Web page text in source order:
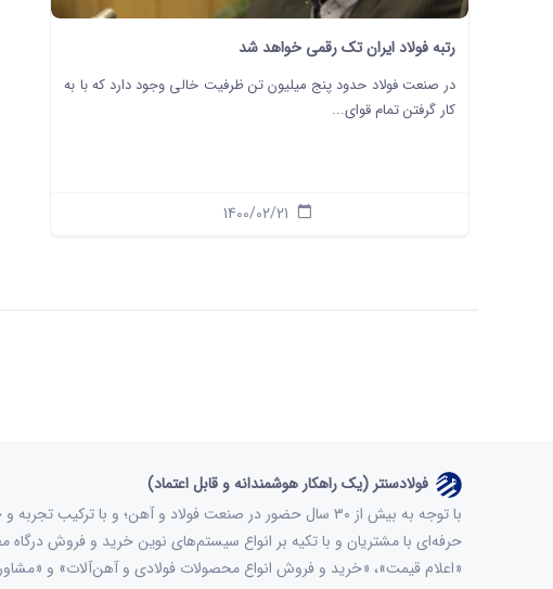
زمان مطالعه: 1 دقیقه و 8 ثانیه
تعداد بازدید: 1382
رتبه فولاد ایران تک‌ رقمی خواهد شد
در صنعت فولاد حدود پنج میلیون تن ظرفیت خالی وجود دارد که با به
کار گرفتن تمام قوای...
فولادسنتر (یک راهکار هوشمندانه و قابل اعتماد)
با توجه به بیش از ۳۰ سال حضور در صنعت فولاد و آهن؛ و با
حرفه‌ای با مشتریان و با تکیه بر انواع سیستم‌های نوین خرید و فروش درگاه
«اعلام قیمت»، «خرید و فروش انواع محصولات فولادی و آهن‌آلات» و